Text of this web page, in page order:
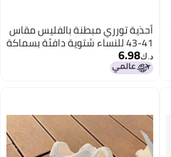
أحذية تورري مبطنة بالفليس مقاس
41-43 للنساء شتوية دافئة بسماكة
سميكة للأقدام العريضة للفتيات
البدينات أحذية قطنية صغيرة
د.ك‏6.98